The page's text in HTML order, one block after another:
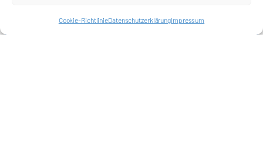
Cookie-RichtlinieDatenschutzerklärungImpressum
Harlekins Berlin ’98